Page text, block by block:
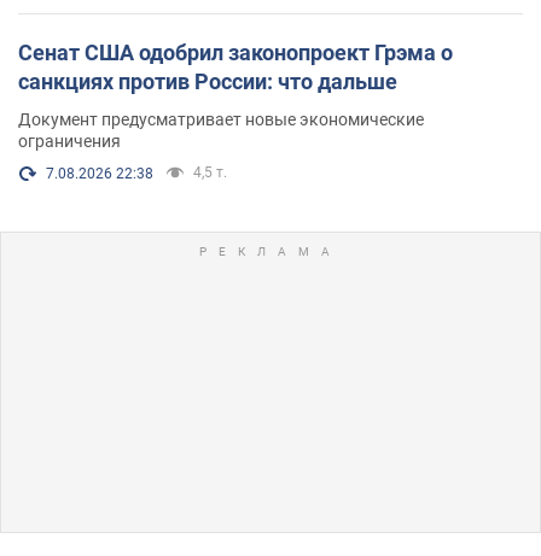
Сенат США одобрил законопроект Грэма о
санкциях против России: что дальше
Документ предусматривает новые экономические
ограничения
7.08.2026 22:38 4,5 т.